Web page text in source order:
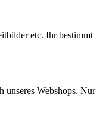
etc. Ihr bestimmt
Webshops. Nur